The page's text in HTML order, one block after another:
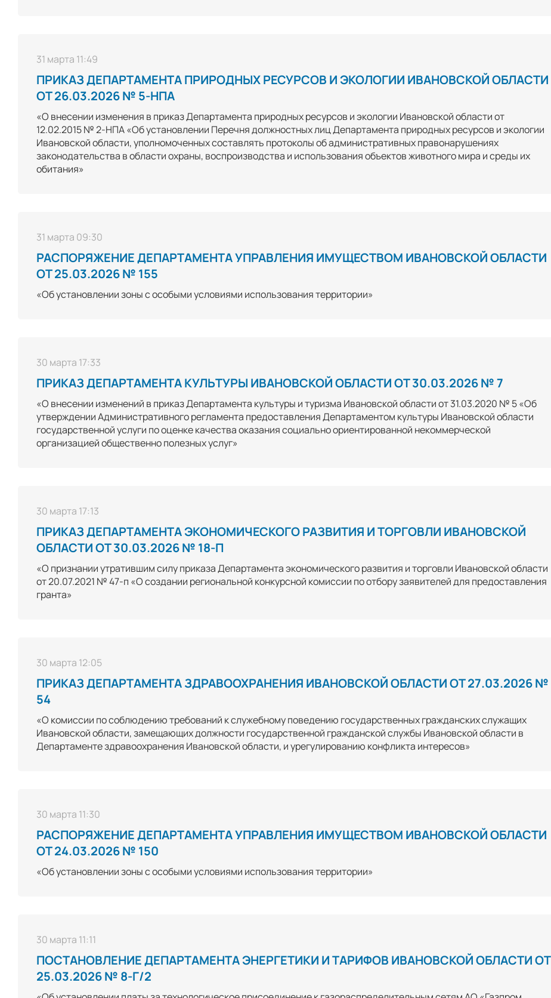
31 марта 11:49
ПРИКАЗ ДЕПАРТАМЕНТА ПРИРОДНЫХ РЕСУРСОВ И ЭКОЛОГИИ ИВАНОВСКОЙ ОБЛАСТИ
ОТ 26.03.2026 № 5-НПА
«О внесении изменения в приказ Департамента природных ресурсов и экологии Ивановской области от
12.02.2015 № 2-НПА «Об установлении Перечня должностных лиц Департамента природных ресурсов и экологии
Ивановской области, уполномоченных составлять протоколы об административных правонарушениях
законодательства в области охраны, воспроизводства и использования объектов животного мира и среды их
обитания»
31 марта 09:30
РАСПОРЯЖЕНИЕ ДЕПАРТАМЕНТА УПРАВЛЕНИЯ ИМУЩЕСТВОМ ИВАНОВСКОЙ ОБЛАСТИ
ОТ 25.03.2026 № 155
«Об установлении зоны с особыми условиями использования территории»
30 марта 17:33
ПРИКАЗ ДЕПАРТАМЕНТА КУЛЬТУРЫ ИВАНОВСКОЙ ОБЛАСТИ ОТ 30.03.2026 № 7
«О внесении изменений в приказ Департамента культуры и туризма Ивановской области от 31.03.2020 № 5 «Об
утверждении Административного регламента предоставления Департаментом культуры Ивановской области
государственной услуги по оценке качества оказания социально ориентированной некоммерческой
организацией общественно полезных услуг»
30 марта 17:13
ПРИКАЗ ДЕПАРТАМЕНТА ЭКОНОМИЧЕСКОГО РАЗВИТИЯ И ТОРГОВЛИ ИВАНОВСКОЙ
ОБЛАСТИ ОТ 30.03.2026 № 18-П
«О признании утратившим силу приказа Департамента экономического развития и торговли Ивановской области
от 20.07.2021 № 47-п «О создании региональной конкурсной комиссии по отбору заявителей для предоставления
гранта»
30 марта 12:05
ПРИКАЗ ДЕПАРТАМЕНТА ЗДРАВООХРАНЕНИЯ ИВАНОВСКОЙ ОБЛАСТИ ОТ 27.03.2026 №
54
«О комиссии по соблюдению требований к служебному поведению государственных гражданских служащих
Ивановской области, замещающих должности государственной гражданской службы Ивановской области в
Департаменте здравоохранения Ивановской области, и урегулированию конфликта интересов»
30 марта 11:30
РАСПОРЯЖЕНИЕ ДЕПАРТАМЕНТА УПРАВЛЕНИЯ ИМУЩЕСТВОМ ИВАНОВСКОЙ ОБЛАСТИ
ОТ 24.03.2026 № 150
«Об установлении зоны с особыми условиями использования территории»
30 марта 11:11
ПОСТАНОВЛЕНИЕ ДЕПАРТАМЕНТА ЭНЕРГЕТИКИ И ТАРИФОВ ИВАНОВСКОЙ ОБЛАСТИ ОТ
25.03.2026 № 8-Г/2